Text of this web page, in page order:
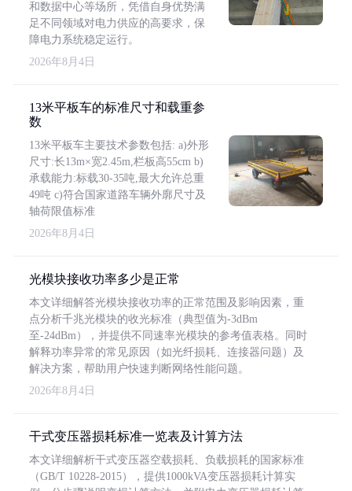
和数据中心等场所，凭借自身优势满
足不同领域对电力供应的高要求，保
障电力系统稳定运行。
2026年8月4日
13米平板车的标准尺寸和载重参
数
13米平板车主要技术参数包括: a)外形
尺寸:长13m×宽2.45m,栏板高55cm b)
承载能力:标载30-35吨,最大允许总重
49吨 c)符合国家道路车辆外廓尺寸及
轴荷限值标准
2026年8月4日
光模块接收功率多少是正常
本文详细解答光模块接收功率的正常范围及影响因素，重
点分析千兆光模块的收光标准（典型值为-3dBm
至-24dBm），并提供不同速率光模块的参考值表格。同时
解释功率异常的常见原因（如光纤损耗、连接器问题）及
解决方案，帮助用户快速判断网络性能问题。
2026年8月4日
干式变压器损耗标准一览表及计算方法
本文详细解析干式变压器空载损耗、负载损耗的国家标准
（GB/T 10228-2015），提供1000kVA变压器损耗计算实